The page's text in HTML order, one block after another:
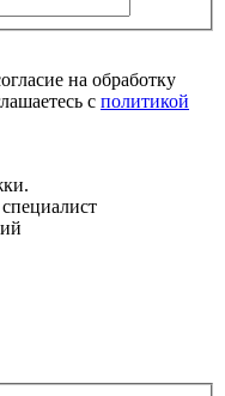
на обработку
с политикой